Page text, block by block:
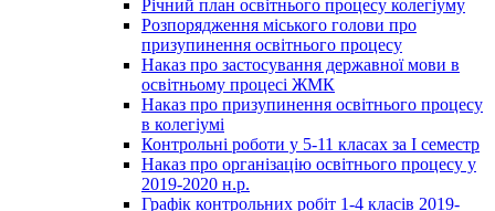
Річний план освітнього процесу колегіуму
Розпорядження міського голови про
призупинення освітнього процесу
Наказ про застосування державної мови в
освітньому процесі ЖМК
Наказ про призупинення освітнього процесу
в колегіумі
Контрольні роботи у 5-11 класах за І семестр
Наказ про організацію освітнього процесу у
2019-2020 н.р.
Графік контрольних робіт 1-4 класів 2019-